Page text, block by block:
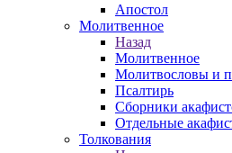
Апостол
Молитвенное
Назад
Молитвенное
Молитвословы и
Псалтирь
Сборники
Отдельные
Толкования